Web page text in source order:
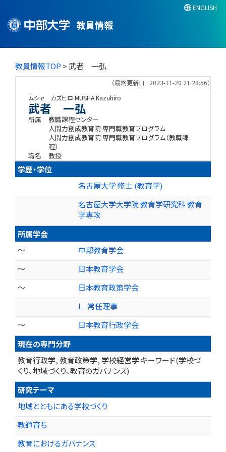
教員情報
ENGLISH
教員情報TOP > 武者 一弘
（最終更新日 : 2023-11-20 21:28:56）
ムシャ カズヒロ MUSHA Kazuhiro
武者 一弘
所属
教職課程センター
人間力創成教育院 専門職教育プログラム
人間力創成教育院 専門職教育プログラム（教職課
程）
職名
教授
学歴・学位
名古屋大学 修士 (教育学)
名古屋大学大学院 教育学研究科 教育
学専攻
所属学会
～
中部教育学会
～
日本教育学会
～
日本教育政策学会
∟ 常任理事
～
日本教育行政学会
現在の専門分野
教育行政学, 教育政策学, 学校経営学 キーワード(学校づ
くり、地域づくり、教育のガバナンス)
研究テーマ
地域とともにある学校づくり
教師育ち
教育におけるガバナンス